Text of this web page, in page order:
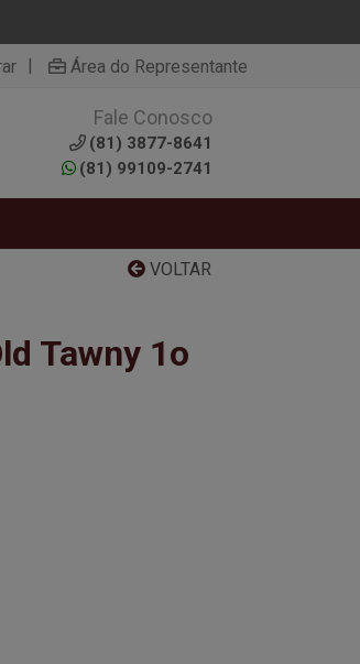
| Área do Representante
Fale Conosco
(81) 3877-8641
(81) 99109-2741
VOLTAR
Tawny 1o